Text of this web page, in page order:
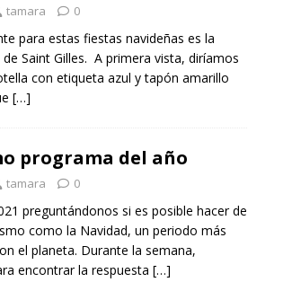
tamara 0
para estas fiestas navideñas es la
Saint Gilles. A primera vista, diríamos
con etiqueta azul y tapón amarillo
[…]
programa del año
tamara 0
preguntándonos si es posible hacer de
como la Navidad, un periodo más
el planeta. Durante la semana,
encontrar la respuesta […]